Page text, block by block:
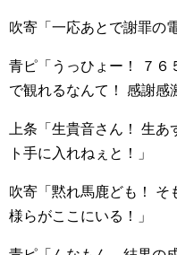
吹寄「一応あとで謝罪の
青ピ「うっひょー！ ７６
で観れるなんて！ 感謝感
上条「生貴音さん！ 生
ト手に入れねぇと！」
吹寄「黙れ馬鹿ども！ そ
様らがここにいる！」